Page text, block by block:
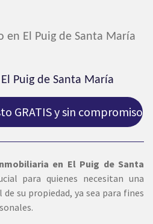
en El Puig de Santa María
Puig de Santa María
GRATIS y sin compromiso
en El Puig de Santa
para quienes necesitan una
su propiedad, ya sea para fines